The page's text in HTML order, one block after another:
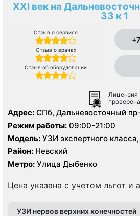
XXI век на
33 к 1
Отзыв о сервисе
Отзыв о врачах
Отзыв об оборудовании
Лицензия
проверена
Адрес: СПб, Дальневосточный
Режим работы: 09:00-21:00
Модель: УЗИ экспертного
Район: Невский
Метро: Улица Дыбенко
Цена указана с учетом льгот и
УЗИ нервов верхних конечностей